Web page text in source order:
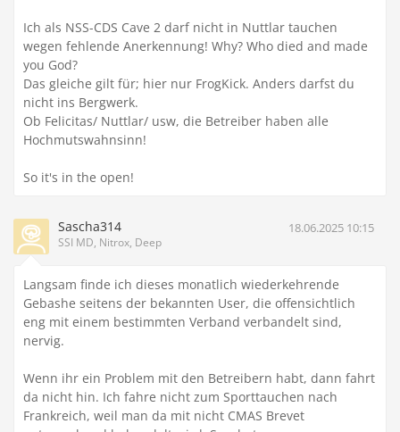
Ich als NSS-CDS Cave 2 darf nicht in Nuttlar tauchen
wegen fehlende Anerkennung! Why? Who died and made
you God?
Das gleiche gilt für; hier nur FrogKick. Anders darfst du
nicht ins Bergwerk.
Ob Felicitas/ Nuttlar/ usw, die Betreiber haben alle
Hochmutswahnsinn!
So it's in the open!
Sascha314
SSI MD, Nitrox, Deep
18.06.2025 10:15
Langsam finde ich dieses monatlich wiederkehrende
Gebashe seitens der bekannten User, die offensichtlich
eng mit einem bestimmten Verband verbandelt sind,
nervig.
Wenn ihr ein Problem mit den Betreibern habt, dann fahrt
da nicht hin. Ich fahre nicht zum Sporttauchen nach
Frankreich, weil man da mit nicht CMAS Brevet